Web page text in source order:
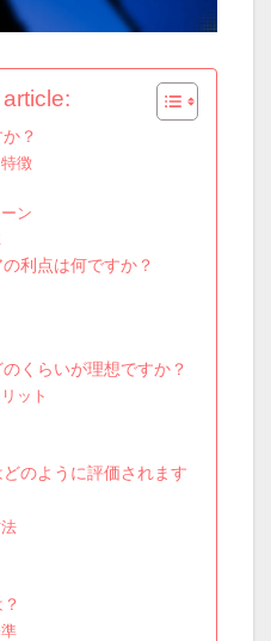
？
徴
ン
利点は何ですか？
くらいが理想ですか？
ット
のように評価されます